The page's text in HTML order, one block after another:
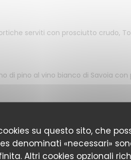
su questo sito, che
denominati «necessari»
Altri cookies opzionali
serviti con prosciutto crudo,
di pino al vino bianco di Savoia
insalata e patate
alla vinaigrette